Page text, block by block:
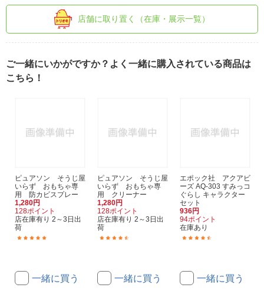
店舗に取り置く（在庫・展示一覧）
ご一緒にいかがですか？よく一緒に購入されている商品は
こちら！
ピュアソン そうじ屋
いらず おもちゃ専
用 防カビスプレー
1,280円
128ポイント
店在庫有り 2～3日出
荷
一緒に買う
ピュアソン そうじ屋
いらず おもちゃ専
用 クリーナー
1,280円
128ポイント
店在庫有り 2～3日出
荷
一緒に買う
エポック社 アクアビ
ーズ AQ-303 すみっコ
ぐらし キャラクター
セット
936円
94ポイント
在庫あり
一緒に買う